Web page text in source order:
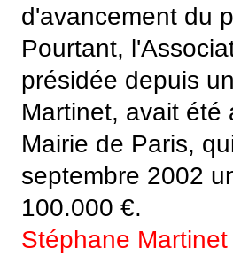
d'avancement du
Pourtant,
présidée depuis
Martinet, avait été
Mairie de Paris,
septembre 2002
100.000 €.
Stéphane